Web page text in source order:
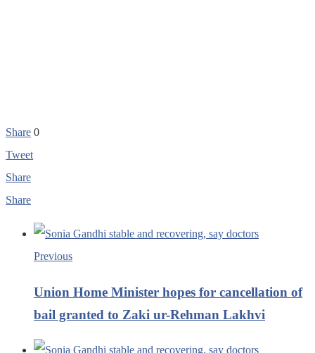
Share 0
Tweet
Share
Share
Previous
Union Home Minister hopes for cancellation of
bail granted to Zaki ur-Rehman Lakhvi